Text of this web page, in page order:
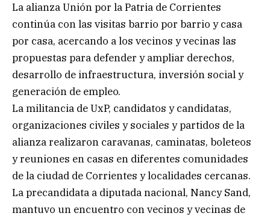
La alianza Unión por la Patria de Corrientes
continúa con las visitas barrio por barrio y casa
por casa, acercando a los vecinos y vecinas las
propuestas para defender y ampliar derechos,
desarrollo de infraestructura, inversión social y
generación de empleo.
La militancia de UxP, candidatos y candidatas,
organizaciones civiles y sociales y partidos de la
alianza realizaron caravanas, caminatas, boleteos
y reuniones en casas en diferentes comunidades
de la ciudad de Corrientes y localidades cercanas.
La precandidata a diputada nacional, Nancy Sand,
mantuvo un encuentro con vecinos y vecinas de